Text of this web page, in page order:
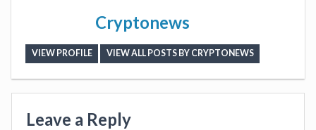
Cryptonews
VIEW PROFILE VIEW ALL POSTS BY CRYPTONEWS
Leave a Reply